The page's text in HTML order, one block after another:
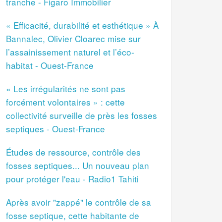
« Efficacité, durabilité et esthétique » À
Bannalec, Olivier Cloarec mise sur
l’assainissement naturel et l’éco-
habitat - Ouest-France
« Les irrégularités ne sont pas
forcément volontaires » : cette
collectivité surveille de près les fosses
septiques - Ouest-France
Études de ressource, contrôle des
fosses septiques... Un nouveau plan
pour protéger l'eau - Radio1 Tahiti
Après avoir "zappé" le contrôle de sa
fosse septique, cette habitante de